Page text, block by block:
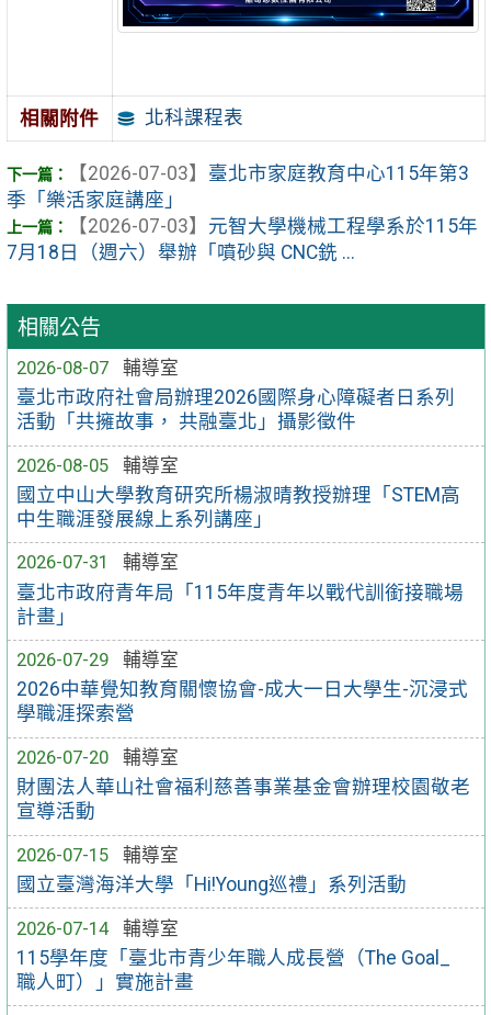
相關公告
2026-08-07
輔導室
臺北市政府社會局辦理2026國際身心障礙者日系列
活動「共擁故事， 共融臺北」攝影徵件
2026-08-05
輔導室
國立中山大學教育研究所楊淑晴教授辦理「STEM高
中生職涯發展線上系列講座」
2026-07-31
輔導室
臺北市政府青年局「115年度青年以戰代訓銜接職場
計畫」
2026-07-29
輔導室
2026中華覺知教育關懷協會-成大一日大學生-沉浸式
學職涯探索營
2026-07-20
輔導室
財團法人華山社會福利慈善事業基金會辦理校園敬老
宣導活動
2026-07-15
輔導室
國立臺灣海洋大學「Hi!Young巡禮」系列活動
2026-07-14
輔導室
115學年度「臺北市青少年職人成長營（The Goal_
職人町）」實施計畫
相關附件 北科課程表
【2026-07-03】 臺北市家庭教育中心115年第3
季「樂活家庭講座」
【2026-07-03】 元智大學機械工程學系於115年
7月18日（週六）舉辦「噴砂與 CNC銑 ...